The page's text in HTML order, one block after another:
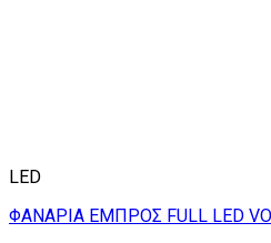
LED
ΦΑΝΑΡΙΑ ΕΜΠΡΟΣ FULL LED